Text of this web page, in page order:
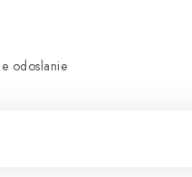
odoslanie